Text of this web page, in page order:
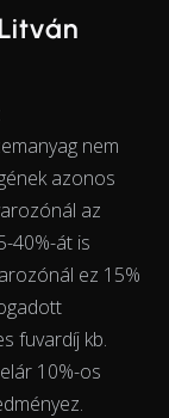
nem
azonos
az
40%-át is
ez 15%
fuvardíj kb.
10%-os